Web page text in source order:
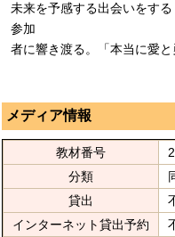
未来を予感する出会いをす
参加
者に響き渡る。「本当に愛
メディア情報
教材番号
分類
貸出
インターネット貸出予約